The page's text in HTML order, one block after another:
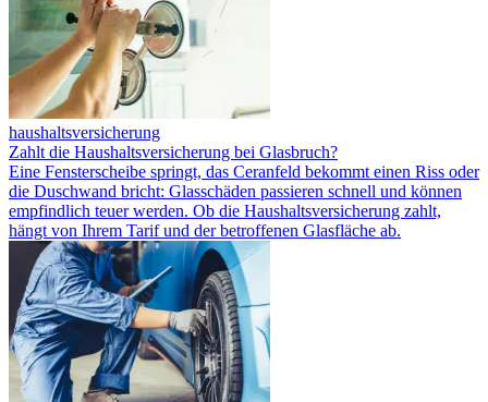
haushaltsversicherung
Zahlt die Haushaltsversicherung bei Glasbruch?
Eine Fensterscheibe springt, das Ceranfeld bekommt einen Riss oder
die Duschwand bricht: Glasschäden passieren schnell und können
empfindlich teuer werden. Ob die Haushaltsversicherung zahlt,
hängt von Ihrem Tarif und der betroffenen Glasfläche ab.